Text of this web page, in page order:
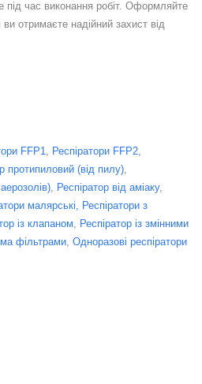
під час виконання робіт. Оформляйте
отримаєте надійний захист від
FFP1, Респіратори FFP2,
протипиловий (від пилу),
, Респіратор від аміаку,
малярські, Респіратори з
із клапаном, Респіратор із змінними
фільтрами, Одноразові респіратори